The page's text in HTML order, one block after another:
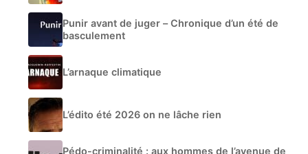
Punir avant de juger – Chronique d’un été de
basculement
L’arnaque climatique
L’édito été 2026 on ne lâche rien
Pédo-criminalité : aux hommes de l’avenue de